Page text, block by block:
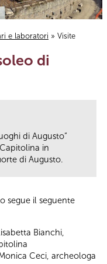
e laboratori » Visite
di
di Augusto”
in
di Augusto.
segue il seguente
Bianchi,
Ceci, archeologa